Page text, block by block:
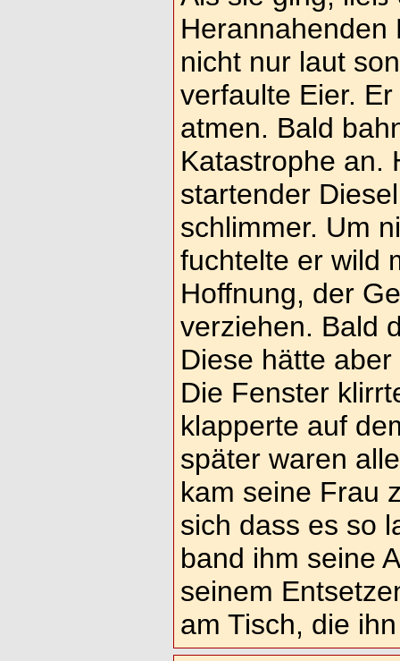
Herannahenden
nicht nur laut
verfaulte Eier.
atmen. Bald
Katastrophe an.
startender
schlimmer. Um
fuchtelte er wild
Hoffnung, der
verziehen. Bald
Diese hätte
Die Fenster
klapperte auf
später waren
kam seine Frau
sich dass es so
band ihm seine
seinem
am Tisch, die